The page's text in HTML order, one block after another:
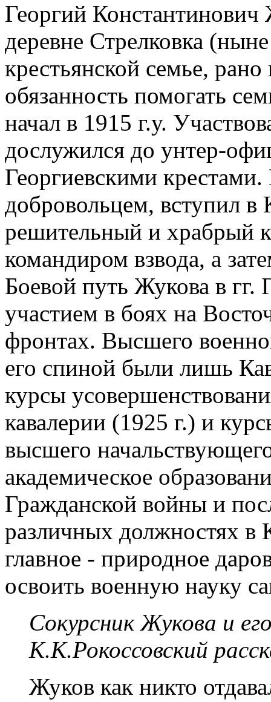
Георгий
деревне Стрелковка
крестьянской семье,
обязанность помогать
начал в 1915 г.у.
дослужился до унтер-
Георгиевскими
добровольцем, вступил
решительный и храбрый
командиром взвода, а
Боевой путь Жукова в
участием в боях на
фронтах. Высшего
его спиной были лишь
курсы
кавалерии (1925 г.) и
высшего
академическое
Гражданской войны и
различных должностях в
главное - природное
освоить военную науку
Сокурсник Жукова и
К.К.Рокоссовский
Жуков как никто